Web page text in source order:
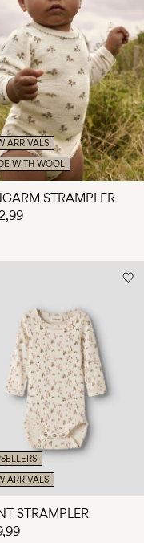
ARRIVALS
WITH WOOL
STRAMPLER
ARRIVALS
STRAMPLER